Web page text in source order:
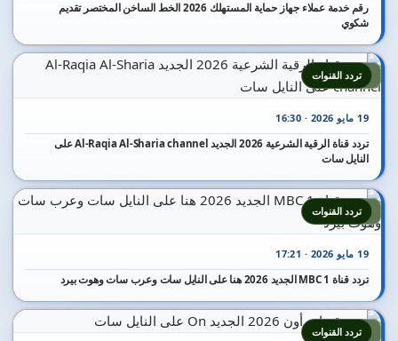
رقم خدمة عملاء جهاز حماية المستهلك 2026 الخط الساخن المختصر تقديم
شكوي
4
19 مايو 2026 · 16:30
تردد قناة الرقية الشرعية 2026 الجديد Al-Raqia Al-Sharia channel على
النايل سات
تردد القنوات
5
19 مايو 2026 · 17:21
تردد قناة MBC 1 الجديد 2026 هنا على النايل سات وعرب سات وهوت بيرد
تردد القنوات
6 تردد القنوات